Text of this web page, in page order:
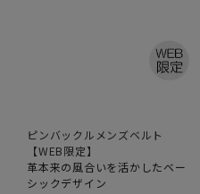
ピンバックルメンズベルト
【WEB限定】
革本来の風合いを活かしたベー
シックデザイン